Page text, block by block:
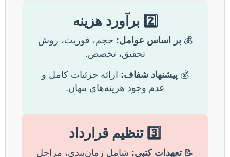
2️⃣ برآورد هزینه
💰بر اساس عوامل: حجم، فوریت، روش
تحقیق، تخصص.
💰پیشنهاد شفاف: ارائه جزئیات کامل و
عدم وجود هزینه‌های پنهان.
3️⃣ تنظیم قرارداد
📝 تعهدات کتبی: شامل زمان‌بندی، مراحل